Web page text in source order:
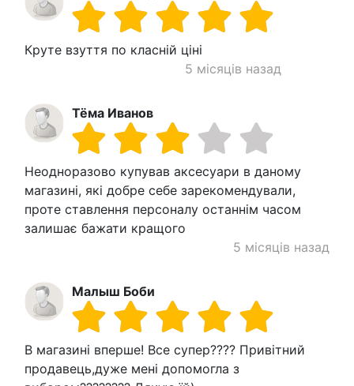
Круте взуття по класній ціні
5 місяців назад
Тёма Иванов
Неодноразово купував аксесуари в даному
магазині, які добре себе зарекомендували,
проте ставлення персоналу останнім часом
залишає бажати кращого
5 місяців назад
Малыш Боби
В магазині вперше! Все супер???? Привітний
продавець,дуже мені допомогла з